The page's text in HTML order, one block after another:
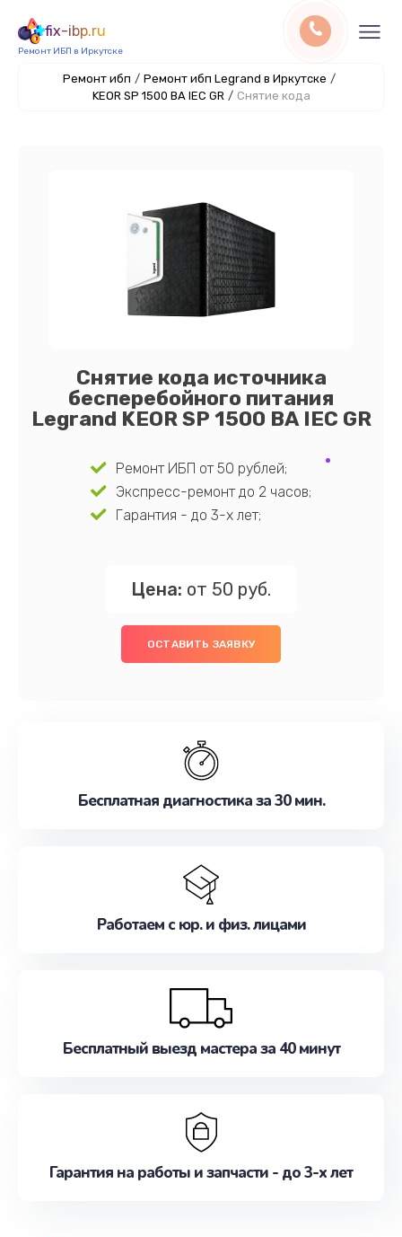
fix-ibp.ru
Ремонт ИБП в Иркутске
Ремонт ибп / Ремонт ибп Legrand в Иркутске /
KEOR SP 1500 ВА IEC GR / Снятие кода
Снятие кода источника
бесперебойного питания
Legrand KEOR SP 1500 ВА IEC GR
Ремонт ИБП от 50 рублей;
Экспресс-ремонт до 2 часов;
Гарантия - до 3-х лет;
Цена: от 50 руб.
ОСТАВИТЬ ЗАЯВКУ
Бесплатная диагностика за 30 мин.
Работаем с юр. и физ. лицами
Бесплатный выезд мастера за 40 минут
Гарантия на работы и запчасти - до 3-х лет